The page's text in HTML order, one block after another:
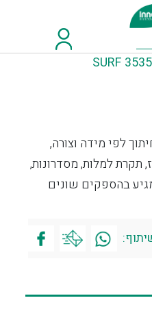
SURF 3535
לפי מידה וצורה,
תקרת למלות, מסדרונות,
בהספקים שונים